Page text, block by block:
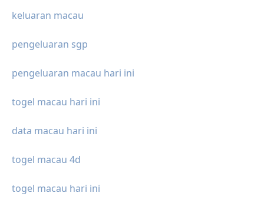
keluaran macau
pengeluaran sgp
pengeluaran macau hari ini
togel macau hari ini
data macau hari ini
togel macau 4d
togel macau hari ini